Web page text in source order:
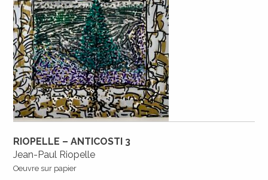
RIOPELLE – ANTICOSTI 3
Jean-Paul Riopelle
Oeuvre sur papier